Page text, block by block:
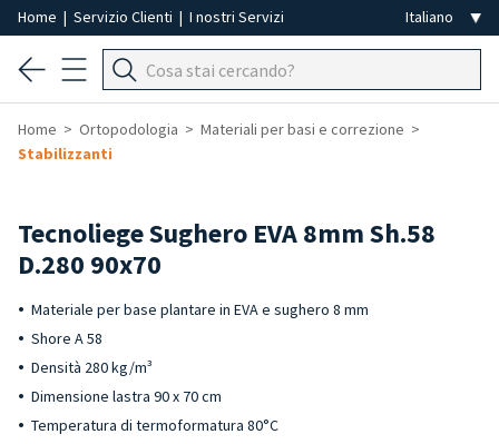
Home | Servizio Clienti | I nostri Servizi
Home Ortopodologia
Materiali per basi e correzione
Stabilizzanti
Tecnoliege Sughero EVA 8mm Sh.58
D.280 90x70
Materiale per base plantare in EVA e sughero 8 mm
Shore A 58
Densità 280 kg/m³
Dimensione lastra 90 x 70 cm
Temperatura di termoformatura 80°C